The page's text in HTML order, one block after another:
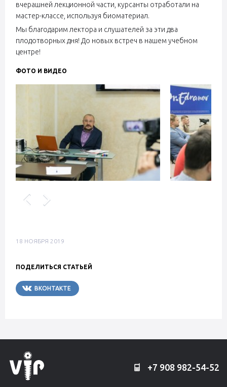
вчерашней лекционной части, курсанты отработали на
мастер-классе, используя биоматериал.
Мы благодарим лектора и слушателей за эти два
плодотворных дня! До новых встреч в нашем учебном
центре!
ФОТО И ВИДЕО
18 НОЯБРЯ 2019
ПОДЕЛИТЬСЯ СТАТЬЕЙ
ВКОНТАКТЕ
+7 908 982-54-52